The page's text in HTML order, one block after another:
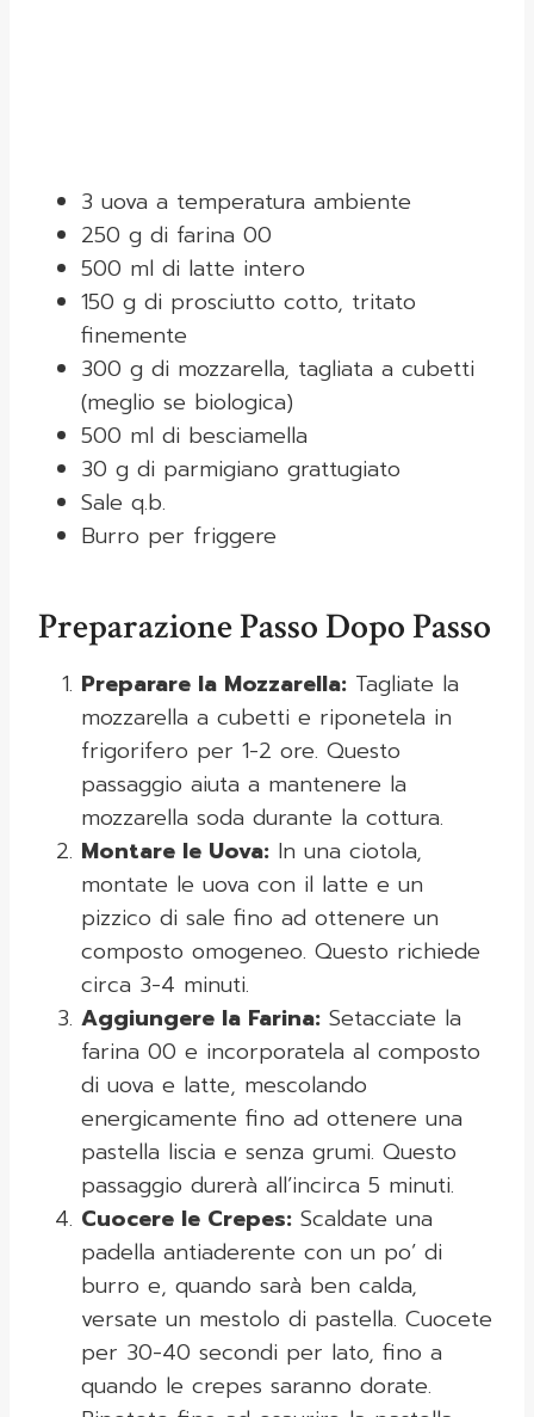
3 uova a temperatura ambiente
250 g di farina 00
500 ml di latte intero
150 g di prosciutto cotto, tritato
finemente
300 g di mozzarella, tagliata a cubetti
(meglio se biologica)
500 ml di besciamella
30 g di parmigiano grattugiato
Sale q.b.
Burro per friggere
Preparazione Passo Dopo Passo
Preparare la Mozzarella: Tagliate la
mozzarella a cubetti e riponetela in
frigorifero per 1-2 ore. Questo
passaggio aiuta a mantenere la
mozzarella soda durante la cottura.
Montare le Uova: In una ciotola,
montate le uova con il latte e un
pizzico di sale fino ad ottenere un
composto omogeneo. Questo richiede
circa 3-4 minuti.
Aggiungere la Farina: Setacciate la
farina 00 e incorporatela al composto
di uova e latte, mescolando
energicamente fino ad ottenere una
pastella liscia e senza grumi. Questo
passaggio durerà all’incirca 5 minuti.
Cuocere le Crepes: Scaldate una
padella antiaderente con un po’ di
burro e, quando sarà ben calda,
versate un mestolo di pastella. Cuocete
per 30-40 secondi per lato, fino a
quando le crepes saranno dorate.